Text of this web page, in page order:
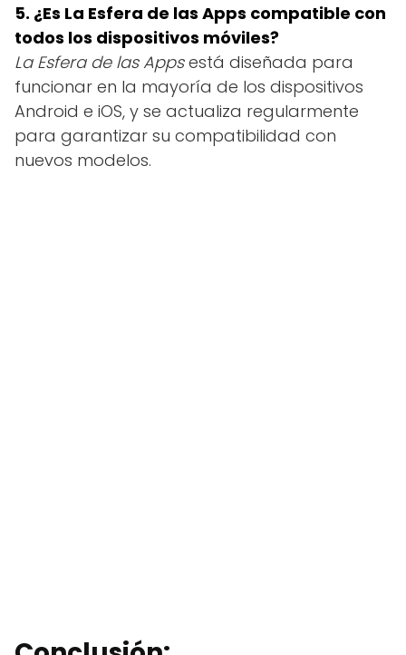
5. ¿Es La Esfera de las Apps compatible con
todos los dispositivos móviles?
La Esfera de las Appsestá diseñada para
funcionar en la mayoría de los dispositivos
Android e iOS, y se actualiza regularmente
para garantizar su compatibilidad con
nuevos modelos.